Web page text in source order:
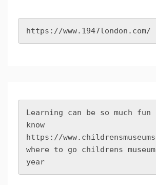
https://www.1947london.com/
Learning can be so much
https://
where to go childrens
year